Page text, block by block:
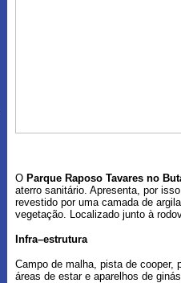
O Parque Raposo Tavares no
aterro sanitário. Apresenta, por
revestido por uma camada de
vegetação. Localizado junto à
Infra–estrutura
Campo de malha, pista de cooper,
áreas de estar e aparelhos de